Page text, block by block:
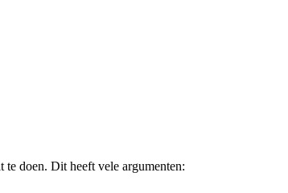
doen. Dit heeft vele argumenten: